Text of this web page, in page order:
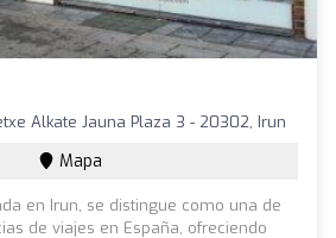
Alkate Jauna Plaza 3 - 20302, Irun
Mapa
en Irun, se distingue como una de
de viajes en España, ofreciendo